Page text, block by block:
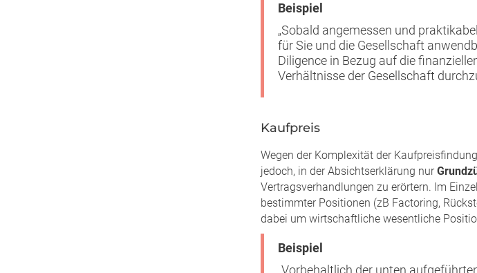
Beispiel
„Sobald angemessen und
für Sie und die Gesellschaft
Diligence in Bezug auf die
Verhältnisse der Gesellschaft
Kaufpreis
Wegen der Komplexität der
jedoch, in der Absichtserklärung nur
Vertragsverhandlungen zu erörtern. Im
bestimmter Positionen (zB Factoring,
dabei um wirtschaftliche wesentliche
Beispiel